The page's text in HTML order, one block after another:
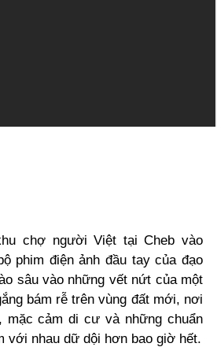
chợ người Việt tại Cheb vào
phim điện ảnh đầu tay của đạo
sâu vào những vết nứt của một
bám rễ trên vùng đất mới, nơi
mặc cảm di cư và những chuẩn
với nhau dữ dội hơn bao giờ hết.